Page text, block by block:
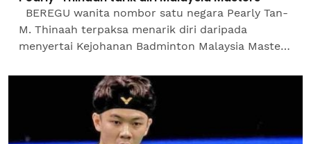
BEREGU wanita nombor satu negara Pearly Tan-
M. Thinaah terpaksa menarik diri daripada
menyertai Kejohanan Badminton Malaysia Masters
Bukit Jalil di...